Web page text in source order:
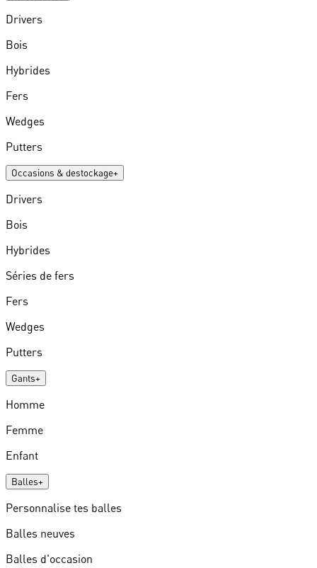
Drivers
Bois
Hybrides
Fers
Wedges
Putters
Occasions & destockage+
Drivers
Bois
Hybrides
Séries de fers
Fers
Wedges
Putters
Gants+
Homme
Femme
Enfant
Balles+
Personnalise tes balles
Balles neuves
Balles d'occasion